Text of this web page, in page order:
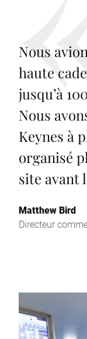
Nous
haute
jusqu’à
Nous
Keynes à
organisé
site avant
Matthew Bird
Directeur